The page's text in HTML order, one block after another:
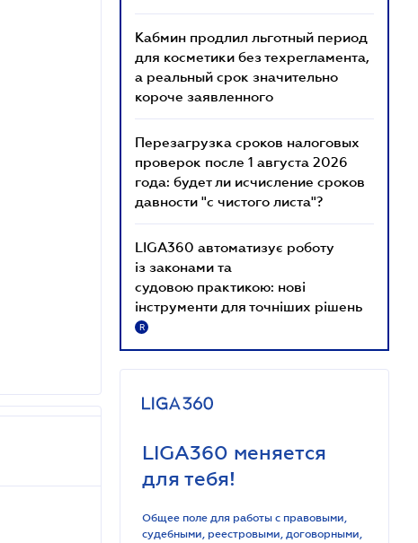
Кабмин продлил льготный период
для косметики без техрегламента,
а реальный срок значительно
короче заявленного
Перезагрузка сроков налоговых
проверок после 1 августа 2026
года: будет ли исчисление сроков
давности "с чистого листа"?
LIGA360 автоматизує роботу
із законами та
судовою практикою: нові
інструменти для точніших рішень
R
LIGA360 меняется
для тебя!
Общее поле для работы с правовыми,
судебными, реестровыми, договорными,